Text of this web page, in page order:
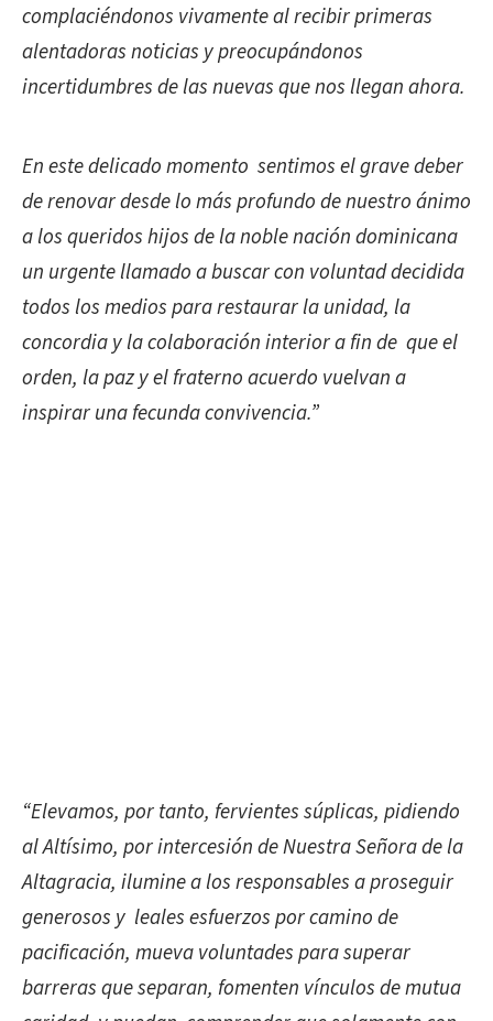
complaciéndonos vivamente al recibir primeras
alentadoras noticias y preocupándonos
incertidumbres de las nuevas que nos llegan ahora.
En este delicado momento sentimos el grave deber
de renovar desde lo más profundo de nuestro ánimo
a los queridos hijos de la noble nación dominicana
un urgente llamado a buscar con voluntad decidida
todos los medios para restaurar la unidad, la
concordia y la colaboración interior a fin de que el
orden, la paz y el fraterno acuerdo vuelvan a
inspirar una fecunda convivencia.”
“Elevamos, por tanto, fervientes súplicas, pidiendo
al Altísimo, por intercesión de Nuestra Señora de la
Altagracia, ilumine a los responsables a proseguir
generosos y leales esfuerzos por camino de
pacificación, mueva voluntades para superar
barreras que separan, fomenten vínculos de mutua